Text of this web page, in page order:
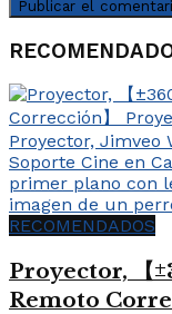
RECOMENDADOS
Proyector, 【
Remoto